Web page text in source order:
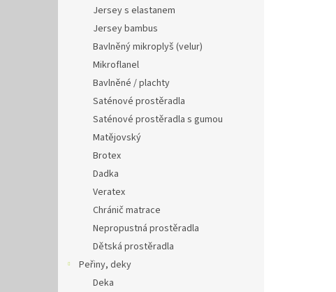
Jersey s elastanem
Jersey bambus
Bavlněný mikroplyš (velur)
Mikroflanel
Bavlněné / plachty
Saténové prostěradla
Saténové prostěradla s gumou
Matějovský
Brotex
Dadka
Veratex
Chránič matrace
Nepropustná prostěradla
Dětská prostěradla
Peřiny, deky
Deka